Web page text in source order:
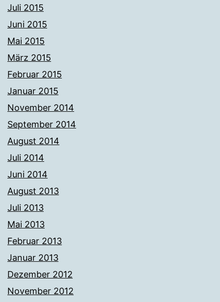
Juli 2015
Juni 2015
Mai 2015
März 2015
Februar 2015
Januar 2015
November 2014
September 2014
August 2014
Juli 2014
Juni 2014
August 2013
Juli 2013
Mai 2013
Februar 2013
Januar 2013
Dezember 2012
November 2012